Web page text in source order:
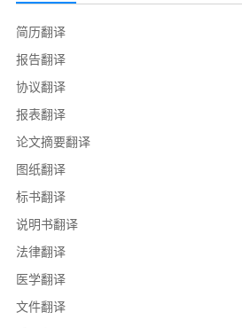
简历翻译
报告翻译
协议翻译
报表翻译
论文摘要翻译
图纸翻译
标书翻译
说明书翻译
法律翻译
医学翻译
文件翻译